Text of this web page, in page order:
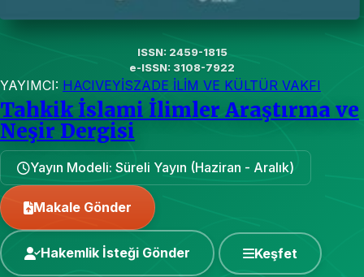
ISSN: 2459-1815
e-ISSN: 3108-7922
YAYIMCI: HACIVEYİSZADE İLİM VE KÜLTÜR VAKFI
Tahkik İslami İlimler Araştırma ve
Neşir Dergisi
Yayın Modeli: Süreli Yayın (Haziran - Aralık)
Makale Gönder
Hakemlik İsteği Gönder Keşfet